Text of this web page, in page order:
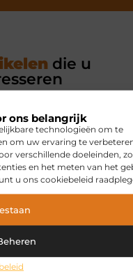
ons belangrijk
technologieën om te
om uw ervaring te
verschillende doeleinden,
en het meten van het
u ons cookiebeleid
die u
MARKETING
is voor